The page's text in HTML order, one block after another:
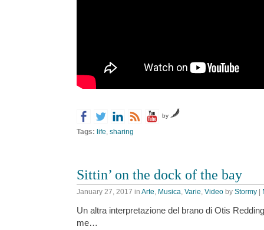
by
Tags: life, sharing
Sittin’ on the dock of the bay
January 27, 2017 in Arte, Musica, Varie, Video by Stormy
Un altra interpretazione del brano di Otis
me…